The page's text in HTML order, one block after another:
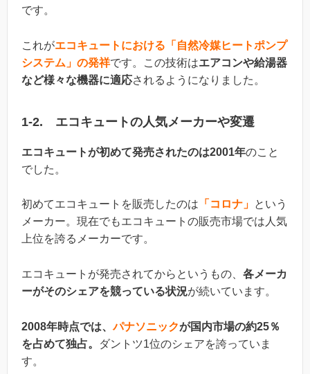
です。
これがエコキュートにおける「自然冷媒ヒートポンプ
システム」の発祥です。この技術はエアコンや給湯器
など様々な機器に適応されるようになりました。
1-2. エコキュートの人気メーカーや変遷
エコキュートが初めて発売されたのは2001年のこと
でした。
初めてエコキュートを販売したのは 「コロナ」 という
メーカー。現在でもエコキュートの販売市場では人気
上位を誇るメーカーです。
エコキュートが発売されてからというもの、 各メーカ
ーがそのシェアを競っている状況が続いています。
2008年時点では、パナソニックが国内市場の約25％
を占めて独占。
ダントツ1位のシェアを誇っていま
す。